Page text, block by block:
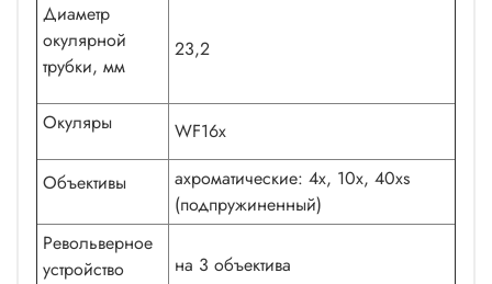
Диаметр
окулярной
трубки, мм
23,2
Окуляры WF16x
Объективы
ахроматические: 4x, 10x, 40xs
(подпружиненный)
Револьверное
устройство
на 3 объектива